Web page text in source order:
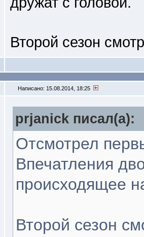
Второй сезон
Написано: 15.08.2014, 18:25
prjanick писал(a):
Отсмотрел
Впечатления
происходящее
Второй сезон